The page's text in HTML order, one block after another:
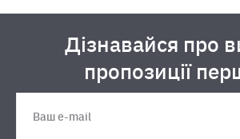
Дізнавайся про
пропозиції